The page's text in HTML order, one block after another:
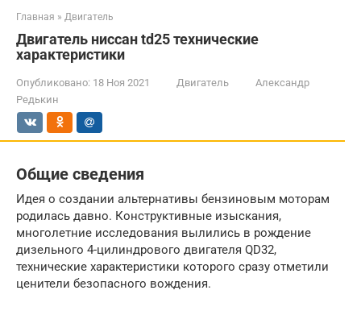
Главная » Двигатель
Двигатель ниссан td25 технические
характеристики
Опубликовано: 18 Ноя 2021 Двигатель
Александр
Редькин
Общие сведения
Идея о создании альтернативы бензиновым моторам
родилась давно. Конструктивные изыскания,
многолетние исследования вылились в рождение
дизельного 4-цилиндрового двигателя QD32,
технические характеристики которого сразу отметили
ценители безопасного вождения.